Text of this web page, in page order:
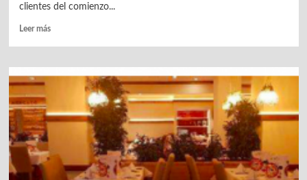
clientes del comienzo...
Leer másLeer
La
Pepita
celebra
en